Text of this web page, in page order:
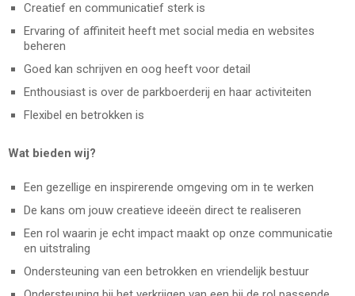
Creatief en communicatief sterk is
Ervaring of affiniteit heeft met social media en websites
beheren
Goed kan schrijven en oog heeft voor detail
Enthousiast is over de parkboerderij en haar activiteiten
Flexibel en betrokken is
Wat bieden wij?
Een gezellige en inspirerende omgeving om in te werken
De kans om jouw creatieve ideeën direct te realiseren
Een rol waarin je echt impact maakt op onze communicatie
en uitstraling
Ondersteuning van een betrokken en vriendelijk bestuur